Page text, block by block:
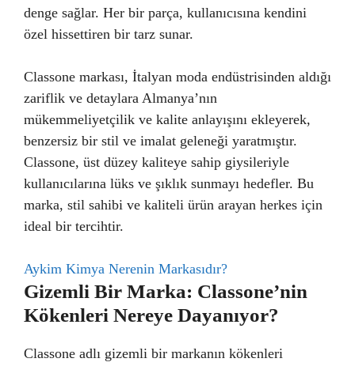
denge sağlar. Her bir parça, kullanıcısına kendini
özel hissettiren bir tarz sunar.
Classone markası, İtalyan moda endüstrisinden aldığı
zariflik ve detaylara Almanya’nın
mükemmeliyetçilik ve kalite anlayışını ekleyerek,
benzersiz bir stil ve imalat geleneği yaratmıştır.
Classone, üst düzey kaliteye sahip giysileriyle
kullanıcılarına lüks ve şıklık sunmayı hedefler. Bu
marka, stil sahibi ve kaliteli ürün arayan herkes için
ideal bir tercihtir.
Aykim Kimya Nerenin Markasıdır?
Gizemli Bir Marka: Classone’nin
Kökenleri Nereye Dayanıyor?
Classone adlı gizemli bir markanın kökenleri